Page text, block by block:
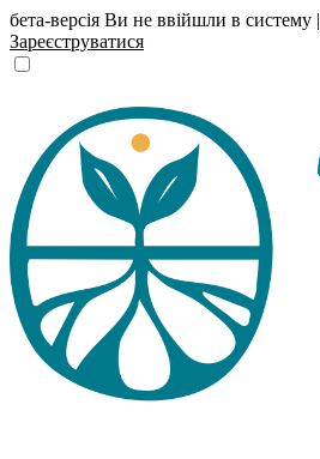
бета-версія Ви не ввійшли в систему |
Зареєструватися